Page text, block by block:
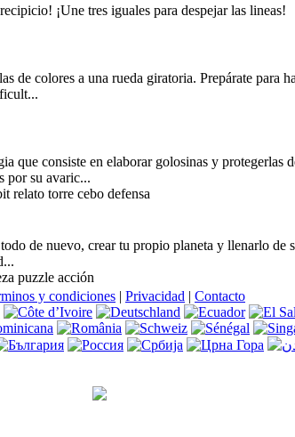
¡Une tres iguales para despejar las lineas!
de colores a una rueda giratoria. Prepárate para
que consiste en elaborar golosinas y protegerlas
por su avaric...
relato torre cebo defensa
de nuevo, crear tu propio planeta y llenarlo de
puzzle acción
y condiciones | Privacidad | Contacto